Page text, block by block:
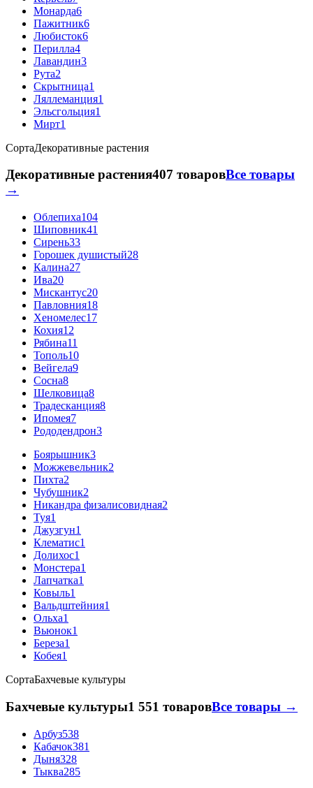
Монарда6
Пажитник6
Любисток6
Перилла4
Лавандин3
Рута2
Скрытница1
Ляллеманция1
Эльсгольция1
Мирт1
СортаДекоративные растения
Декоративные растения407 товаровВсе товары
→
Облепиха104
Шиповник41
Сирень33
Горошек душистый28
Калина27
Ива20
Мискантус20
Павловния18
Хеномелес17
Кохия12
Рябина11
Тополь10
Вейгела9
Сосна8
Шелковица8
Традесканция8
Ипомея7
Рододендрон3
Боярышник3
Можжевельник2
Пихта2
Чубушник2
Никандра физалисовидная2
Туя1
Джузгун1
Клематис1
Долихос1
Монстера1
Лапчатка1
Ковыль1
Вальдштейния1
Ольха1
Вьюнок1
Береза1
Кобея1
СортаБахчевые культуры
Бахчевые культуры1 551 товаровВсе товары →
Арбуз538
Кабачок381
Дыня328
Тыква285